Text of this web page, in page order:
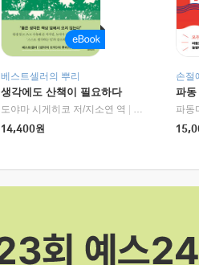
베스트셀러의 뿌리
생각에도 산책이 필요하다
도야마 시게히코 저/지소연 역
알에이치코리
14,400원
손절
파동
파동